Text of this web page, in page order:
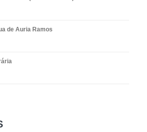
de Auria Ramos